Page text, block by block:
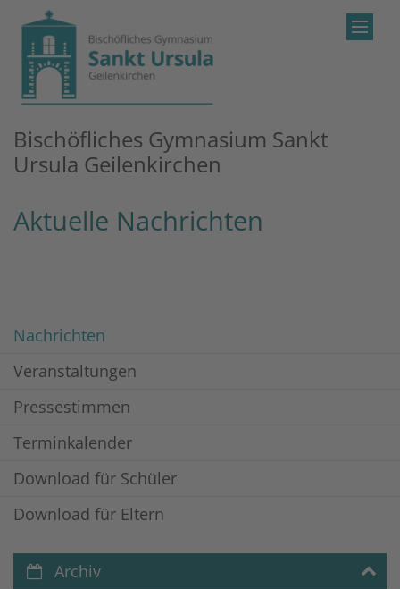
Zum Inhalt springen
Bischöfliches Gymnasium Sankt
Ursula Geilenkirchen
Aktuelle Nachrichten
Nachrichten
Veranstaltungen
Pressestimmen
Terminkalender
Download für Schüler
Download für Eltern
Archiv